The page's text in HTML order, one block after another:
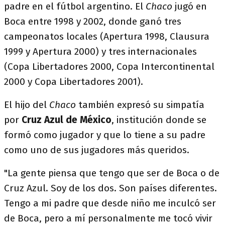
padre en el fútbol argentino. El Chaco jugó en
Boca entre 1998 y 2002, donde ganó tres
campeonatos locales (Apertura 1998, Clausura
1999 y Apertura 2000) y tres internacionales
(Copa Libertadores 2000, Copa Intercontinental
2000 y Copa Libertadores 2001).
El hijo del Chaco también expresó su simpatía
por Cruz Azul de México, institución donde se
formó como jugador y que lo tiene a su padre
como uno de sus jugadores más queridos.
"La gente piensa que tengo que ser de Boca o de
Cruz Azul. Soy de los dos. Son países diferentes.
Tengo a mi padre que desde niño me inculcó ser
de Boca, pero a mí personalmente me tocó vivir